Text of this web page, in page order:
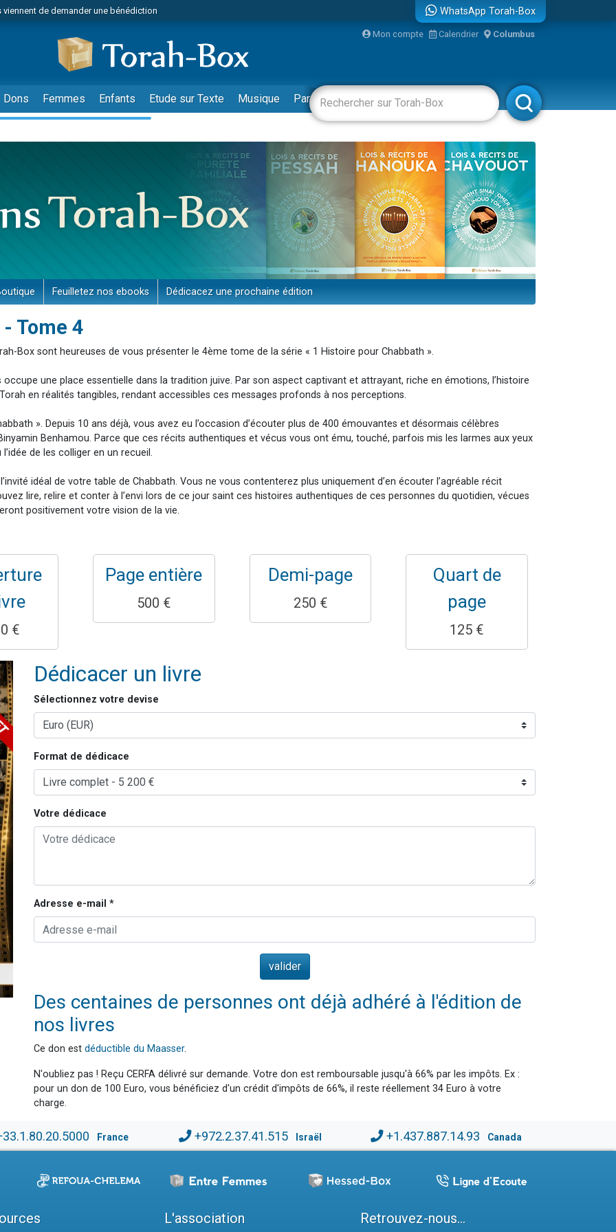
viennent de demander une bénédiction
places pour étudier en groupe sur Zoom
viennent de faire un don pour Diane, 80 ans, dans un appartement insalubre
son Maasser
de nous rejoindre sur WhatsApp
viennent de faire un don pour 5 jours de vacances aux Orphelins
de demander une bénédiction
de nous rejoindre sur WhatsApp
places pour étudier en groupe sur Zoom
de nous rejoindre sur WhatsApp
de nous rejoindre sur WhatsApp
viennent de faire un don pour Tsédaka : pauvres d'Israel
viennent de faire un don pour 1 Journée de Vacances Pour les Enfants
WhatsApp Torah-Box
Mon compte Calendrier Columbus
Dons Femmes Enfants Etude sur Texte Musique Paracha Divertissements Livres Rabbanim
Feuilletez nos ebooks Dédicacez une prochaine édition
Tome 4
Box sont heureuses de vous présenter le 4ème tome de la série « 1 Histoire pour Chabbath ».
occupe une place essentielle dans la tradition juive. Par son aspect captivant et attrayant, riche en émotions, l’histoire
en réalités tangibles, rendant accessibles ces messages profonds à nos perceptions.
». Depuis 10 ans déjà, vous avez eu l’occasion d’écouter plus de 400 émouvantes et désormais célèbres
Benhamou. Parce que ces récits authentiques et vécus vous ont ému, touché, parfois mis les larmes aux yeux
de les colliger en un recueil.
idéal de votre table de Chabbath. Vous ne vous contenterez plus uniquement d’en écouter l’agréable récit
lire, relire et conter à l’envi lors de ce jour saint ces histoires authentiques de ces personnes du quotidien, vécues
positivement votre vision de la vie.
€
Page entière
500 €
Demi-page
250 €
Quart de
page
125 €
Dédicacer un livre
Sélectionnez votre devise
Format de dédicace
Votre dédicace
Adresse e-mail *
Des centaines de personnes ont déjà adhéré à l'édition de
nos livres
Ce don est déductible du Maasser.
N'oubliez pas ! Reçu CERFA délivré sur demande. Votre don est remboursable jusqu'à 66% par les impôts. Ex :
pour un don de 100 Euro, vous bénéficiez d'un crédit d'impôts de 66%, il reste réellement 34 Euro à votre
charge.
France +972.2.37.41.515 Israël +1.437.887.14.93 Canada
L'association Retrouvez-nous...